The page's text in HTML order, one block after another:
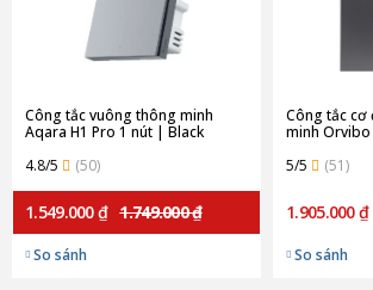
Công tắc vuông thông minh
Aqara H1 Pro 1 nút | Black
4.8/5
(50)
1.549.000 ₫ 1.749.000 ₫
So sánh
Công tắc cơ
minh
5/5
(51)
1.905.000 ₫
So sánh